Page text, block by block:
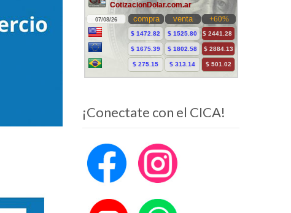
¡Conectate con el CICA!